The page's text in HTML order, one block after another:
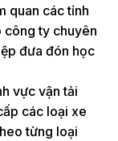
quan các tỉnh
công ty chuyên
đưa đón học
vực vận tải
các loại xe
từng loại